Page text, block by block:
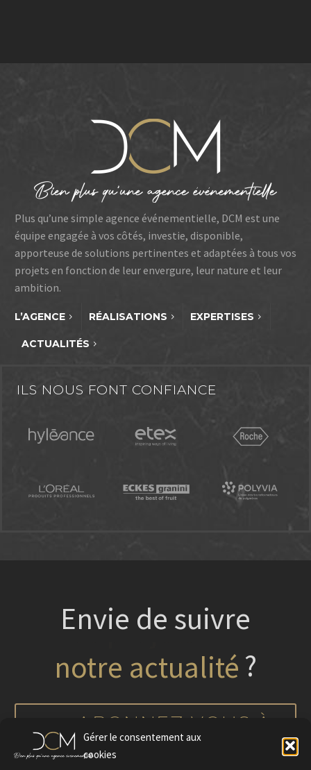
Gérer le consentement aux
cookies
apportant des solutions
agiles et efficaces. Un
Plus qu’une simple agence événementielle, DCM est une
équipe engagée à vos côtés, investie, disponible,
apporteuse de solutions pertinentes et adaptées à tous vos
projets en fonction de leur envergure, leur nature et leur
ambition.
L’AGENCE RÉALISATIONS EXPERTISES
ACTUALITÉS
ILS NOUS FONT CONFIANCE
Envie de suivre
nos projets ?
ABONNEZ-VOUS À
NOTRE NEWSLETTER